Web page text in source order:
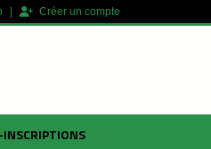
Créer un compte
INSCRIPTIONS